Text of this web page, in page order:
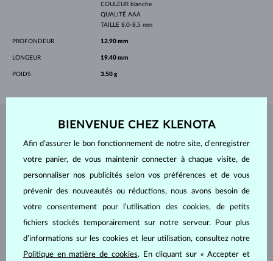
COULEUR blanche
QUALITÉ AAA
TAILLE 8.0-8.5 mm
PROFONDEUR 12.90 mm
LONGEUR 19.40 mm
POIDS 3.50 g
BIJOUX DEL'ATELIER KLENOTA
BIENVENUE CHEZ KLENOTA
Afin d’assurer le bon fonctionnement de notre site, d’enregistrer
votre panier, de vous maintenir connecter à chaque visite, de
personnaliser nos publicités selon vos préférences et de vous
prévenir des nouveautés ou réductions, nous avons besoin de
votre consentement pour l’utilisation des cookies, de petits
fichiers stockés temporairement sur notre serveur. Pour plus
d’informations sur les cookies et leur utilisation, consultez notre
Politique en matière de cookies. En cliquant sur « Accepter et